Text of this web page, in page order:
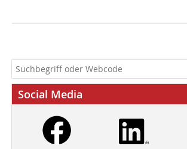
Social Media